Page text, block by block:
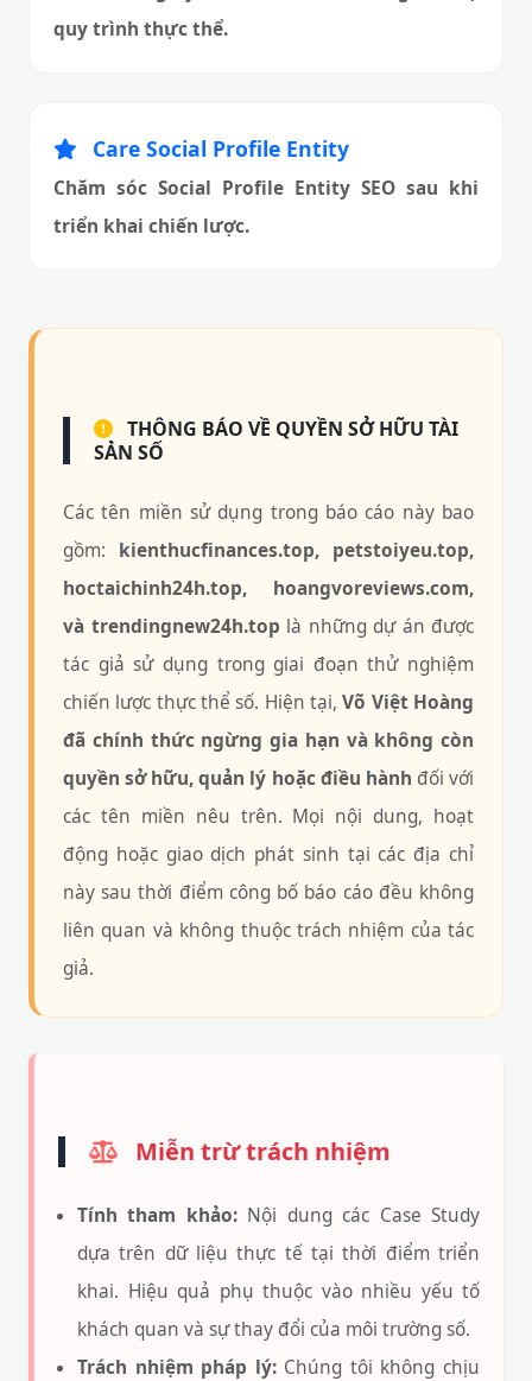
quy trình thực thể.
Care Social Profile Entity
Chăm sóc Social Profile Entity SEO sau khi
triển khai chiến lược.
THÔNG BÁO VỀ QUYỀN SỞ HỮU TÀI
SẢN SỐ
Các tên miền sử dụng trong báo cáo này bao
gồm: kienthucfinances.top, petstoiyeu.top,
hoctaichinh24h.top, hoangvoreviews.com,
và trendingnew24h.top là những dự án được
tác giả sử dụng trong giai đoạn thử nghiệm
chiến lược thực thể số. Hiện tại,Võ Việt Hoàng
đã chính thức ngừng gia hạn và không còn
quyền sở hữu, quản lý hoặc điều hành đối với
các tên miền nêu trên. Mọi nội dung, hoạt
động hoặc giao dịch phát sinh tại các địa chỉ
này sau thời điểm công bố báo cáo đều không
liên quan và không thuộc trách nhiệm của tác
giả.
Miễn trừ trách nhiệm
Tính tham khảo:Nội dung các Case Study
dựa trên dữ liệu thực tế tại thời điểm triển
khai. Hiệu quả phụ thuộc vào nhiều yếu tố
khách quan và sự thay đổi của môi trường số.
Trách nhiệm pháp lý:Chúng tôi không chịu